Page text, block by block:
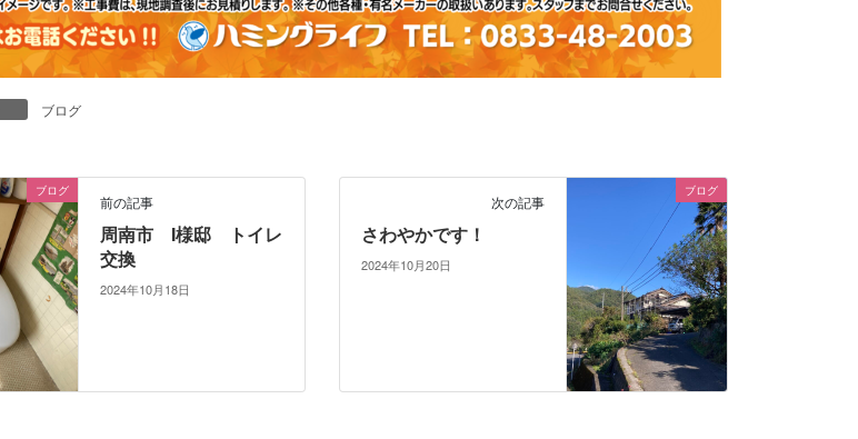
ブログ
ブログ
前の記事
周南市 I様邸 トイレ
交換
2024年10月18日
ブログ
次の記事
さわやかです！
2024年10月20日